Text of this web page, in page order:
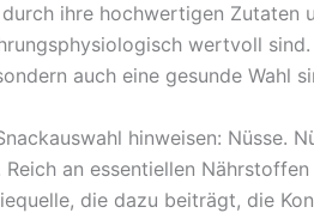
ihre hochwertigen Zutaten
wertvoll
auch eine gesunde Wahl
hinweisen: Nüsse.
an essentiellen
die dazu beiträgt, die